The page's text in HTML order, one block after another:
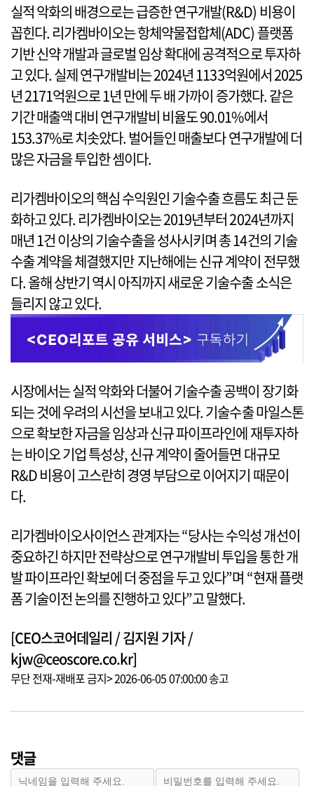
실적 악화의 배경으로는 급증한 연구개발(R&D) 비용이
꼽힌다. 리가켐바이오는 항체약물접합체(ADC) 플랫폼
기반 신약 개발과 글로벌 임상 확대에 공격적으로 투자하
고 있다. 실제 연구개발비는 2024년 1133억원에서 2025
년 2171억원으로 1년 만에 두 배 가까이 증가했다. 같은
기간 매출액 대비 연구개발비 비율도 90.01%에서
153.37%로 치솟았다. 벌어들인 매출보다 연구개발에 더
많은 자금을 투입한 셈이다.
리가켐바이오의 핵심 수익원인 기술수출 흐름도 최근 둔
화하고 있다. 리가켐바이오는 2019년부터 2024년까지
매년 1건 이상의 기술수출을 성사시키며 총 14건의 기술
수출 계약을 체결했지만 지난해에는 신규 계약이 전무했
다. 올해 상반기 역시 아직까지 새로운 기술수출 소식은
들리지 않고 있다.
시장에서는 실적 악화와 더불어 기술수출 공백이 장기화
되는 것에 우려의 시선을 보내고 있다. 기술수출 마일스톤
으로 확보한 자금을 임상과 신규 파이프라인에 재투자하
는 바이오 기업 특성상, 신규 계약이 줄어들면 대규모
R&D 비용이 고스란히 경영 부담으로 이어지기 때문이
다.
리가켐바이오사이언스 관계자는 “당사는 수익성 개선이
중요하긴 하지만 전략상으로 연구개발비 투입을 통한 개
발 파이프라인 확보에 더 중점을 두고 있다”며 “현재 플랫
폼 기술이전 논의를 진행하고 있다”고 말했다.
[CEO스코어데일리 / 김지원 기자 /
kjw@ceoscore.co.kr]
무단 전재-재배포 금지> 2026-06-05 07:00:00 송고
댓글